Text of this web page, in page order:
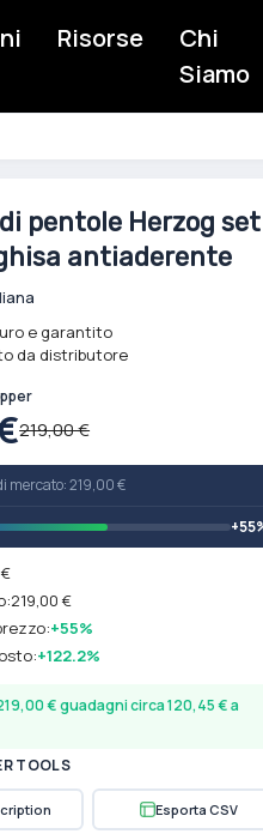
Risorse
Chi
Siamo
pentole Herzog set
antiaderente
e garantito
da distributore
219,00 €
mercato: 219,00 €
219,00 €
+55%
+122.2%
€ guadagni circa 120,45 € a
TOOLS
Esporta CSV